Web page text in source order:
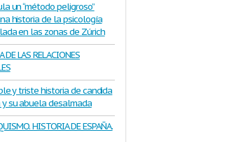
un “método peligroso”
historia de la psicología
en las zonas de Zúrich
DE LAS RELACIONES
y triste historia de candida
y su abuela desalmada
HISTORIA DE ESPAÑA.